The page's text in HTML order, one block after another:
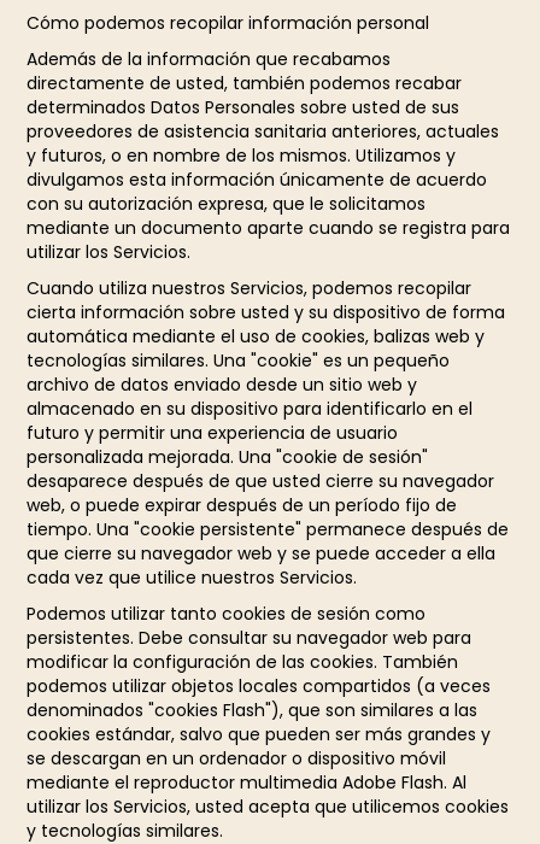
Cómo podemos recopilar información personal
Además de la información que recabamos
directamente de usted, también podemos recabar
determinados Datos Personales sobre usted de sus
proveedores de asistencia sanitaria anteriores, actuales
y futuros, o en nombre de los mismos. Utilizamos y
divulgamos esta información únicamente de acuerdo
con su autorización expresa, que le solicitamos
mediante un documento aparte cuando se registra para
utilizar los Servicios.
Cuando utiliza nuestros Servicios, podemos recopilar
cierta información sobre usted y su dispositivo de forma
automática mediante el uso de cookies, balizas web y
tecnologías similares. Una "cookie" es un pequeño
archivo de datos enviado desde un sitio web y
almacenado en su dispositivo para identificarlo en el
futuro y permitir una experiencia de usuario
personalizada mejorada. Una "cookie de sesión"
desaparece después de que usted cierre su navegador
web, o puede expirar después de un período fijo de
tiempo. Una "cookie persistente" permanece después de
que cierre su navegador web y se puede acceder a ella
cada vez que utilice nuestros Servicios.
Podemos utilizar tanto cookies de sesión como
persistentes. Debe consultar su navegador web para
modificar la configuración de las cookies. También
podemos utilizar objetos locales compartidos (a veces
denominados "cookies Flash"), que son similares a las
cookies estándar, salvo que pueden ser más grandes y
se descargan en un ordenador o dispositivo móvil
mediante el reproductor multimedia Adobe Flash. Al
utilizar los Servicios, usted acepta que utilicemos cookies
y tecnologías similares.